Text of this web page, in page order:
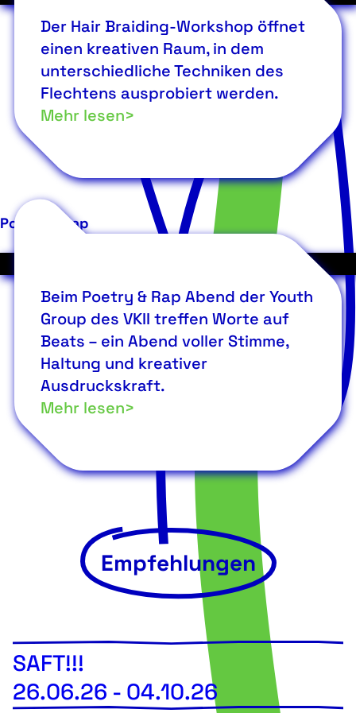
Der Hair Braiding-Workshop öffnet
einen kreativen Raum, in dem
unterschiedliche Techniken des
Flechtens ausprobiert werden.
Mehr lesen>
Poetry & Rap
Beim Poetry & Rap Abend der Youth
Group des VKII treffen Worte auf
Beats – ein Abend voller Stimme,
Haltung und kreativer
Ausdruckskraft.
Mehr lesen>
Empfehlungen
SAFT!!!
26.06.26 - 04.10.26